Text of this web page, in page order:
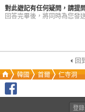
對此遊記有任何疑問，請提
回答完畢後，將同時為您發
回
韓國
首爾
仁寺洞
登錄